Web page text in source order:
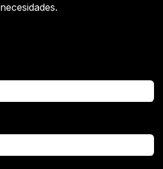
necesidades.